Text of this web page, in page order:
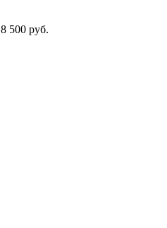
8 500 руб.